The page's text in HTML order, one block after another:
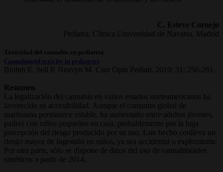
C. Esteve Cornejo
Pediatra. Clínica Universidad de Navarra. Madrid
Toxicidad del cannabis en pediatría
Cannabinoid toxicity in pediatrics
Blohm E, Sell P, Neavyn M. Curr Opin Pediatr. 2019; 31: 256-261.
Resumen
La legalización del cannabis en varios estados norteamericanos ha
favorecido su accesibilidad. Aunque el consumo global de
marihuana permanece estable, ha aumentado entre adultos jóvenes,
padres con niños pequeños en casa, probablemente por la baja
percepción del riesgo producido por su uso. Este hecho conlleva un
riesgo mayor de ingestión en niños, ya sea accidental o exploratoria.
Por otra parte, sólo se dispone de datos del uso de cannabinoides
sintéticos a partir de 2014.